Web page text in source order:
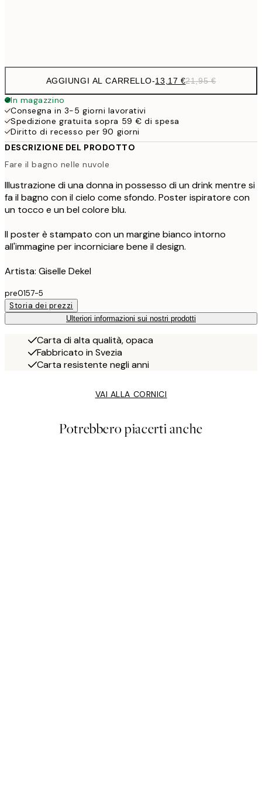
AGGIUNGI AL CARRELLO-13,17 €21,95 €
In magazzino
Consegna in 3-5 giorni lavorativi
Spedizione gratuita sopra 59 € di spesa
Diritto di recesso per 90 giorni
DESCRIZIONE DEL PRODOTTO
Fare il bagno nelle nuvole
Illustrazione di una donna in possesso di un drink mentre si
fa il bagno con il cielo come sfondo. Poster ispiratore con
un tocco e un bel colore blu.
Il poster è stampato con un margine bianco intorno
all'immagine per incorniciare bene il design.
Artista: Giselle Dekel
pre0157-5
Storia dei prezzi
Ulteriori informazioni sui nostri prodotti
Carta di alta qualità, opaca
Fabbricato in Svezia
Carta resistente negli anni
VAI ALLA CORNICI
Potrebbero piacerti anche